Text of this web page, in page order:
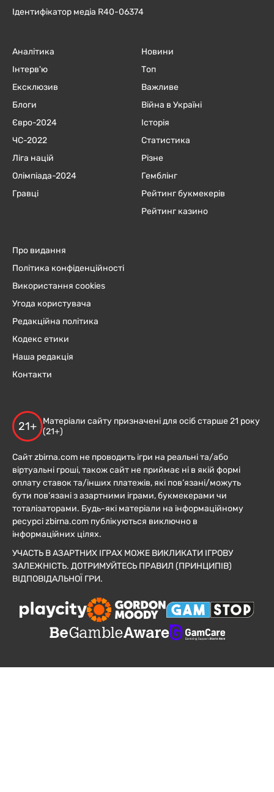
Ідентифікатор медіа R40-06374
Аналітика
Інтерв'ю
Ексклюзив
Блоги
Євро-2024
ЧC-2022
Ліга націй
Олімпіада-2024
Гравці
Новини
Топ
Важливе
Війна в Україні
Історія
Статистика
Різне
Гемблінг
Рейтинг букмекерів
Рейтинг казино
Про видання
Політика конфіденційності
Використання cookies
Угода користувача
Редакційна політика
Кодекс етики
Наша редакція
Контакти
21+
Матеріали сайту призначені для осіб старше 21 року
(21+)
Сайт zbirna.com не проводить ігри на реальні та/або
віртуальні гроші, також сайт не приймає ні в якій формі
оплату ставок та/інших платежів, які пов’язані/можуть
бути пов’язані з азартними іграми, букмекерами чи
тоталізаторами. Будь-які матеріали на інформаційному
ресурсі zbirna.com публікуються виключно в
інформаційних цілях.
УЧАСТЬ В АЗАРТНИХ ІГРАХ МОЖЕ ВИКЛИКАТИ ІГРОВУ
ЗАЛЕЖНІСТЬ. ДОТРИМУЙТЕСЬ ПРАВИЛ (ПРИНЦИПІВ)
ВІДПОВІДАЛЬНОЇ ГРИ.